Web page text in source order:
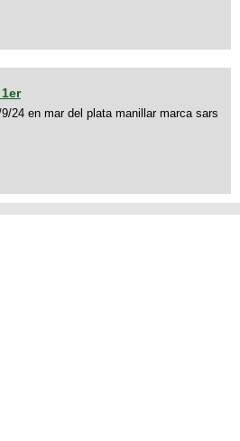
9/24 en mar del plata manillar marca sars